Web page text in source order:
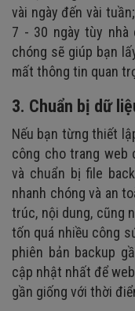
vài ngày đến vài
7 - 30 ngày tùy nhà
chóng sẽ giúp bạn
mất thông tin quan
3. Chuẩn bị dữ
Nếu bạn từng thiết
công cho trang web
và chuẩn bị file
nhanh chóng và an
trúc, nội dung, cũng
tốn quá nhiều công
phiên bản backup
cập nhật nhất để
gần giống với thời